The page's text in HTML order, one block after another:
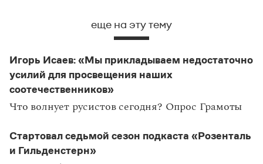
еще на эту тему
Игорь Исаев: «Мы прикладываем недостаточно
усилий для просвещения наших
соотечественников»
Что волнует русистов сегодня? Опрос Грамоты
Стартовал седьмой сезон подкаста «Розенталь
и Гильденстерн»